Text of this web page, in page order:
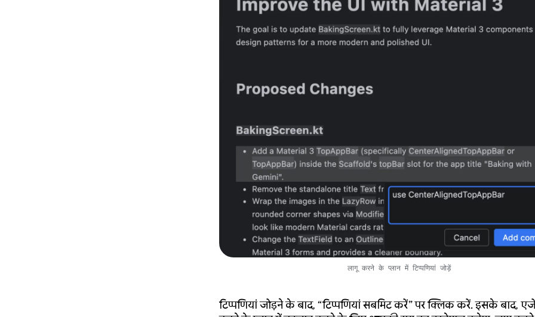
लागू करने के प्लान में टिप्पणियां जोड़ें
टिप्पणियां जोड़ने के बाद, “टिप्पणियां सबमिट करें” पर क्लिक करें. इसके बाद,